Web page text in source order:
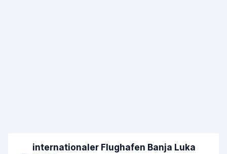
internationaler Flughafen Banja Luka